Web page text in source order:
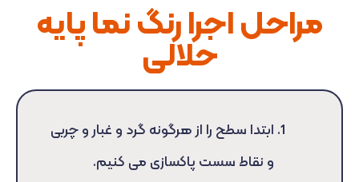
مراحل اجرا رنگ نما پایه
حلالی
ابتدا سطح را از هرگونه گرد و غبار و چربی
و نقاط سست پاکسازی می کنیم.